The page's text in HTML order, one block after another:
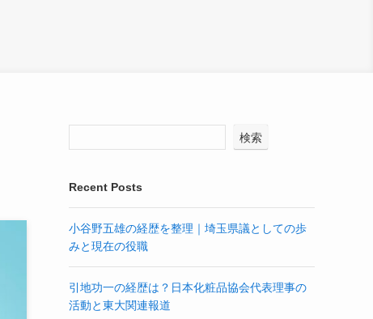
検索
Recent Posts
小谷野五雄の経歴を整理｜埼玉県議としての歩
みと現在の役職
引地功一の経歴は？日本化粧品協会代表理事の
活動と東大関連報道